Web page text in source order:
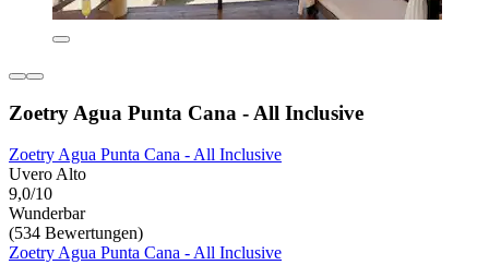
Zoetry Agua Punta Cana - All Inclusive
Zoetry Agua Punta Cana - All Inclusive
Uvero Alto
9,0/10
Wunderbar
(534 Bewertungen)
Zoetry Agua Punta Cana - All Inclusive